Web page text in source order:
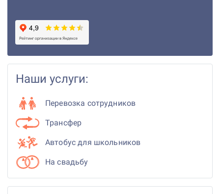
Наши услуги:
Перевозка сотрудников
Трансфер
Автобус для школьников
На свадьбу